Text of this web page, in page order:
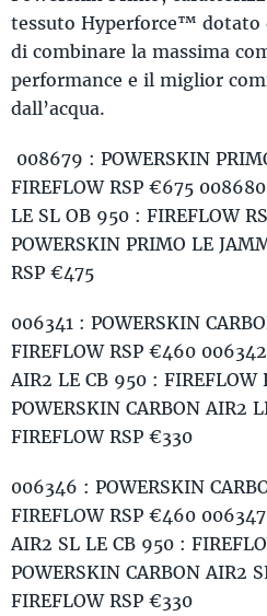
tessuto Hyperforce™ dotato
di combinare la massima
performance e il miglior
dall’acqua.
008679 : POWERSKIN
FIREFLOW RSP €675
LE SL OB 950 : FIREFLOW
POWERSKIN PRIMO LE
RSP €475
006341 : POWERSKIN
FIREFLOW RSP €460
AIR2 LE CB 950 :
POWERSKIN CARBON AIR2
FIREFLOW RSP €330
006346 : POWERSKIN
FIREFLOW RSP €460
AIR2 SL LE CB 950 :
POWERSKIN CARBON AIR2
FIREFLOW RSP €330